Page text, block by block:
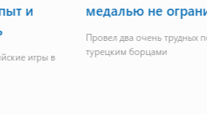
поехать на чемпионат мира
для участия
"Сегодня связываем ожидания на чемпионате